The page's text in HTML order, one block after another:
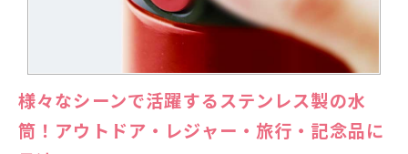
様々なシーンで活躍するステンレス製の水
筒！アウトドア・レジャー・旅行・記念品に